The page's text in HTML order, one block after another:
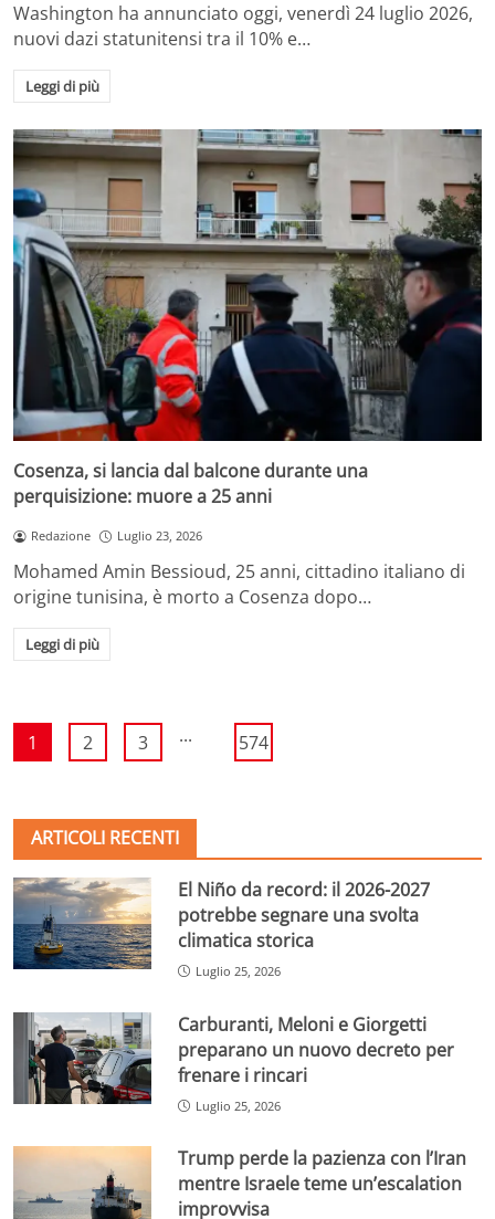
Washington ha annunciato oggi, venerdì 24 luglio 2026,
nuovi dazi statunitensi tra il 10% e…
Leggi di più
Cosenza, si lancia dal balcone durante una
perquisizione: muore a 25 anni
Redazione Luglio 23, 2026
Mohamed Amin Bessioud, 25 anni, cittadino italiano di
origine tunisina, è morto a Cosenza dopo…
Leggi di più
1 2 3 ... 574
ARTICOLI RECENTI
El Niño da record: il 2026-2027
potrebbe segnare una svolta
climatica storica
Luglio 25, 2026
Carburanti, Meloni e Giorgetti
preparano un nuovo decreto per
frenare i rincari
Luglio 25, 2026
Trump perde la pazienza con l’Iran
mentre Israele teme un’escalation
improvvisa